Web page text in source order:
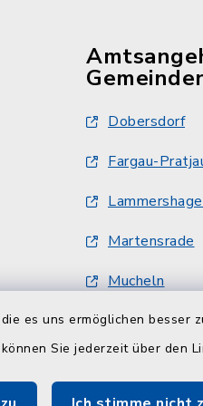
es uns ermöglichen
Sie jederzeit über den
Dobersdorf
Fargau-
Martensrade
Mucheln
Schlesen